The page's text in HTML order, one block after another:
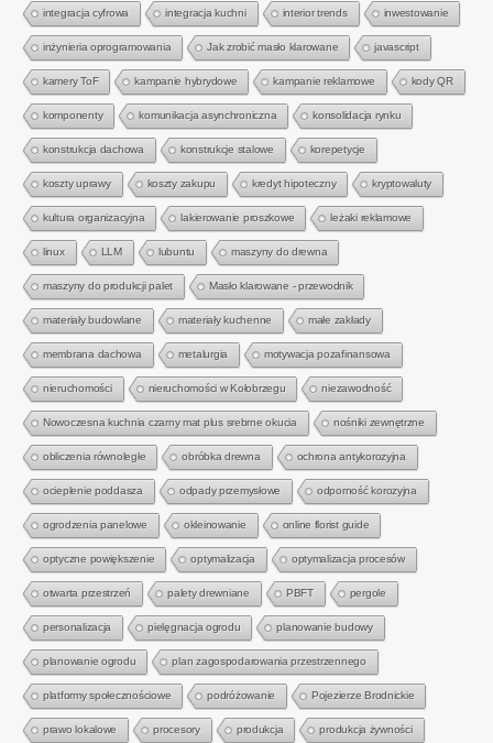
integracja cyfrowa integracja kuchni interior trends inwestowanie
inżynieria oprogramowania Jak zrobić masło klarowane javascript
kamery ToF kampanie hybrydowe kampanie reklamowe kody QR
komponenty komunikacja asynchroniczna konsolidacja rynku
konstrukcja dachowa konstrukcje stalowe korepetycje
koszty uprawy koszty zakupu kredyt hipoteczny kryptowaluty
kultura organizacyjna lakierowanie proszkowe leżaki reklamowe
linux LLM lubuntu maszyny do drewna
maszyny do produkcji palet Masło klarowane - przewodnik
materiały budowlane materiały kuchenne małe zakłady
membrana dachowa metalurgia motywacja pozafinansowa
nieruchomości nieruchomości w Kołobrzegu niezawodność
Nowoczesna kuchnia czarny mat plus srebrne okucia nośniki zewnętrzne
obliczenia równoległe obróbka drewna ochrona antykorozyjna
ocieplenie poddasza odpady przemysłowe odporność korozyjna
ogrodzenia panelowe okleinowanie online florist guide
optyczne powiększenie optymalizacja optymalizacja procesów
otwarta przestrzeń palety drewniane PBFT pergole
personalizacja pielęgnacja ogrodu planowanie budowy
planowanie ogrodu plan zagospodarowania przestrzennego
platformy społecznościowe podróżowanie Pojezierze Brodnickie
prawo lokalowe procesory produkcja produkcja żywności